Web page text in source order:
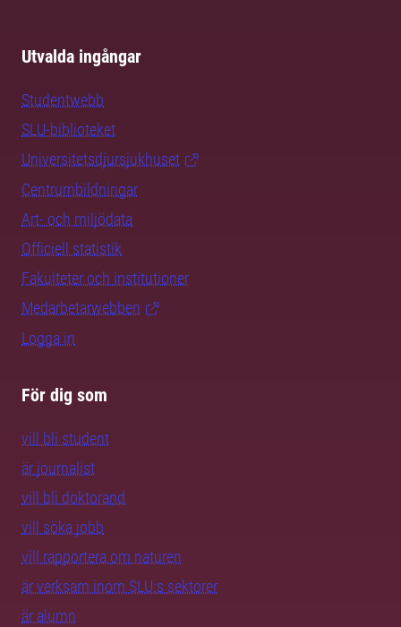
Utvalda ingångar
Studentwebb
SLU-biblioteket
Universitetsdjursjukhuset
Centrumbildningar
Art- och miljödata
Officiell statistik
Fakulteter och institutioner
Medarbetarwebben
Logga in
För dig som
vill bli student
är journalist
vill bli doktorand
vill söka jobb
vill rapportera om naturen
är verksam inom SLU:s sektorer
är alumn